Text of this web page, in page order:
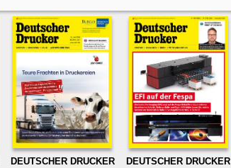
DEUTSCHER DRUCKER
DEUTSCHER DRUCKER